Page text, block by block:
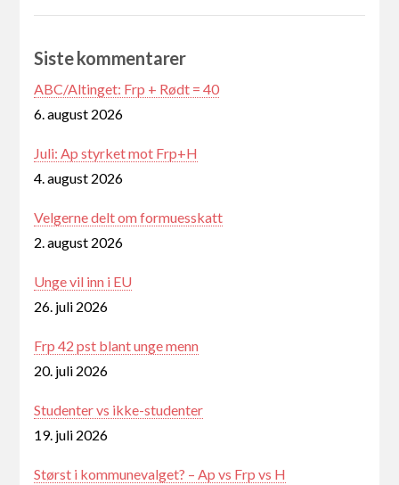
Siste kommentarer
ABC/Altinget: Frp + Rødt = 40
6. august 2026
Juli: Ap styrket mot Frp+H
4. august 2026
Velgerne delt om formuesskatt
2. august 2026
Unge vil inn i EU
26. juli 2026
Frp 42 pst blant unge menn
20. juli 2026
Studenter vs ikke-studenter
19. juli 2026
Størst i kommunevalget? – Ap vs Frp vs H